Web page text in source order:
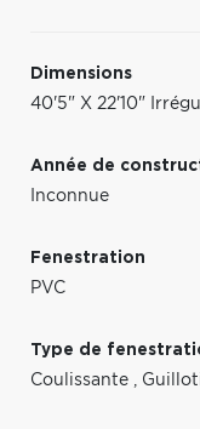
Dimensions
40'5" X 22'10"
Année de
Inconnue
Fenestration
PVC
Type de
Coulissante ,